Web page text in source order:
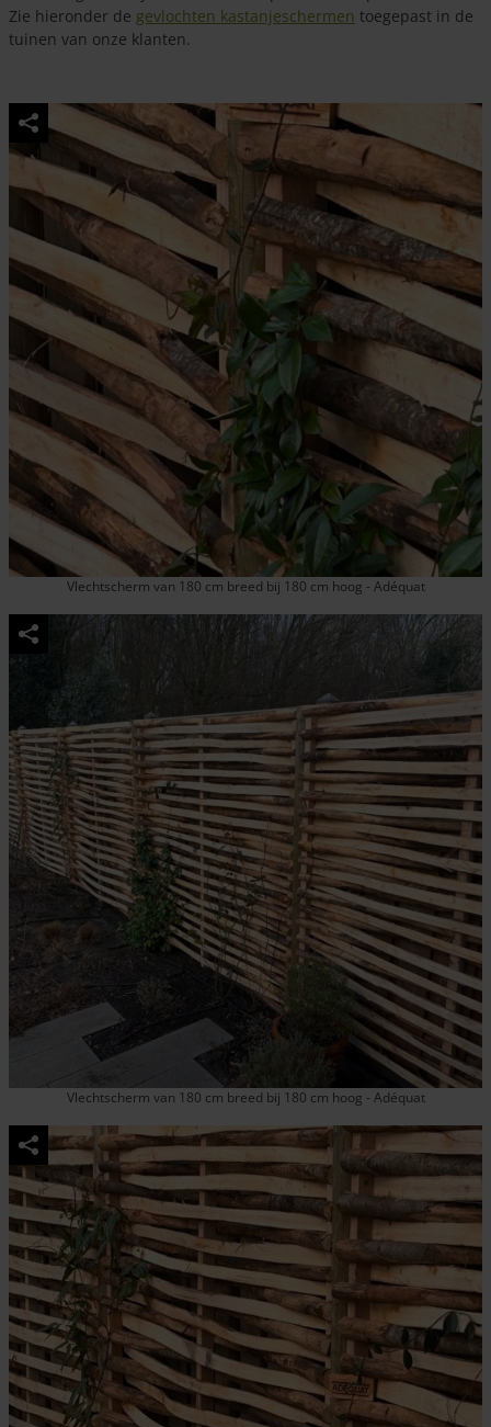
Zie hieronder de gevlochten kastanjeschermen toegepast in de
tuinen van onze klanten.
Vlechtscherm van 180 cm breed bij 180 cm hoog - Adéquat
Vlechtscherm van 180 cm breed bij 180 cm hoog - Adéquat